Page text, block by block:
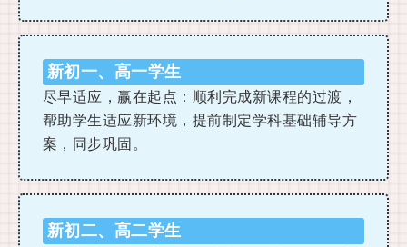
新初一、高一学生
尽早适应，赢在起点：顺利完成新课程的过渡，
帮助学生适应新环境，提前制定学科基础辅导方
案，同步巩固。
新初二、高二学生